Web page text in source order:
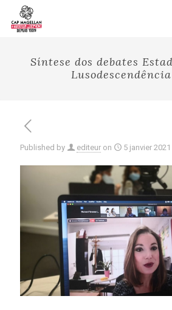
Síntese dos debates
Published by editeur on 5 janvier 2021